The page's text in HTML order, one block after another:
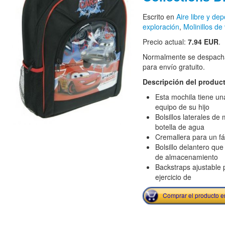
Escrito en Aire libre y
exploración, Molinillos de
Precio actual: 7.94 EUR.
Normalmente se
para envío gratuito.
Descripción del
Esta mochila tiene
equipo de su hijo
Bolsillos laterales de
botella de agua
Cremallera para un
Bolsillo delantero
de almacenamiento
Backstraps ajustable
ejercicio de
Comprar el producto